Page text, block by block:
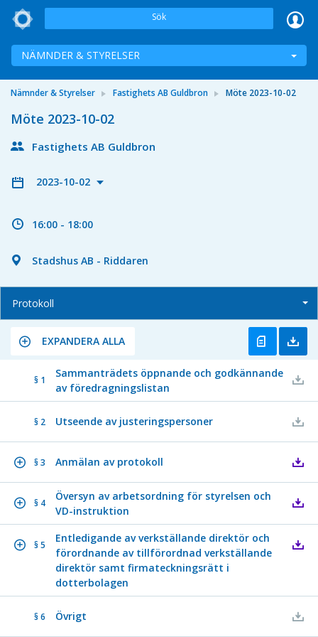
Sök
NÄMNDER & STYRELSER
Nämnder & Styrelser Fastighets AB Guldbron Möte 2023-10-02
Möte 2023-10-02
Fastighets AB Guldbron
2023-10-02
16:00 - 18:00
Stadshus AB - Riddaren
Protokoll
EXPANDERA ALLA
§ 1
Sammanträdets öppnande och godkännande
av föredragningslistan
§ 2 Utseende av justeringspersoner
§ 3 Anmälan av protokoll
§ 4
Översyn av arbetsordning för styrelsen och
VD-instruktion
§ 5
Entledigande av verkställande direktör och
förordnande av tillförordnad verkställande
direktör samt firmateckningsrätt i
dotterbolagen
§ 6 Övrigt